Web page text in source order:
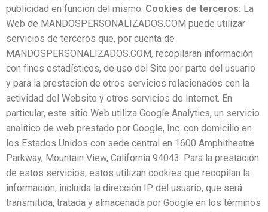
publicidad en función del mismo. Cookies de terceros: La
Web de MANDOSPERSONALIZADOS.COM puede utilizar
servicios de terceros que, por cuenta de
MANDOSPERSONALIZADOS.COM, recopilaran información
con fines estadísticos, de uso del Site por parte del usuario
y para la prestacion de otros servicios relacionados con la
actividad del Website y otros servicios de Internet. En
particular, este sitio Web utiliza Google Analytics, un servicio
analítico de web prestado por Google, Inc. con domicilio en
los Estados Unidos con sede central en 1600 Amphitheatre
Parkway, Mountain View, California 94043. Para la prestación
de estos servicios, estos utilizan cookies que recopilan la
información, incluida la dirección IP del usuario, que será
transmitida, tratada y almacenada por Google en los términos